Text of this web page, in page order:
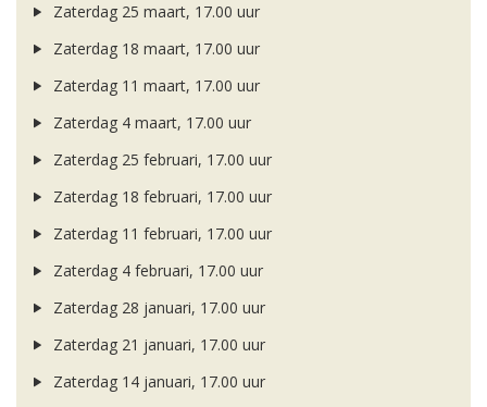
Zaterdag 25 maart, 17.00 uur
Zaterdag 18 maart, 17.00 uur
Zaterdag 11 maart, 17.00 uur
Zaterdag 4 maart, 17.00 uur
Zaterdag 25 februari, 17.00 uur
Zaterdag 18 februari, 17.00 uur
Zaterdag 11 februari, 17.00 uur
Zaterdag 4 februari, 17.00 uur
Zaterdag 28 januari, 17.00 uur
Zaterdag 21 januari, 17.00 uur
Zaterdag 14 januari, 17.00 uur